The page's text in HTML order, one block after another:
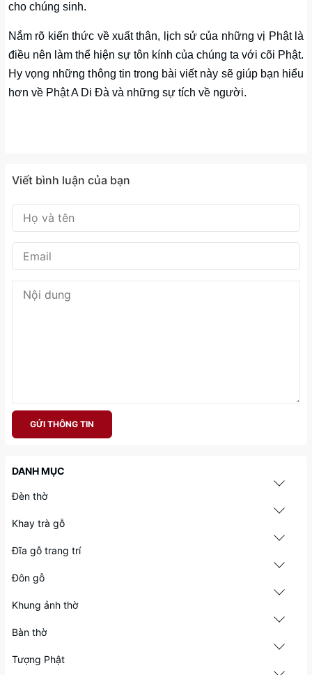
cho chúng sinh.
Nắm rõ kiến thức về xuất thân, lịch sử của những vị Phật là
điều nên làm thể hiện sự tôn kính của chúng ta với cõi Phật.
Hy vọng những thông tin trong bài viết này sẽ giúp bạn hiểu
hơn về Phật A Di Đà và những sự tích về người.
Viết bình luận của bạn
GỬI THÔNG TIN
DANH MỤC
Đèn thờ
Khay trà gỗ
Đĩa gỗ trang trí
Đôn gỗ
Khung ảnh thờ
Bàn thờ
Tượng Phật